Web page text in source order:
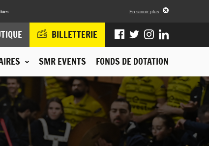
En savoir plus
SMR EVENTS FONDS DE DOTATION
BILLETTERIE